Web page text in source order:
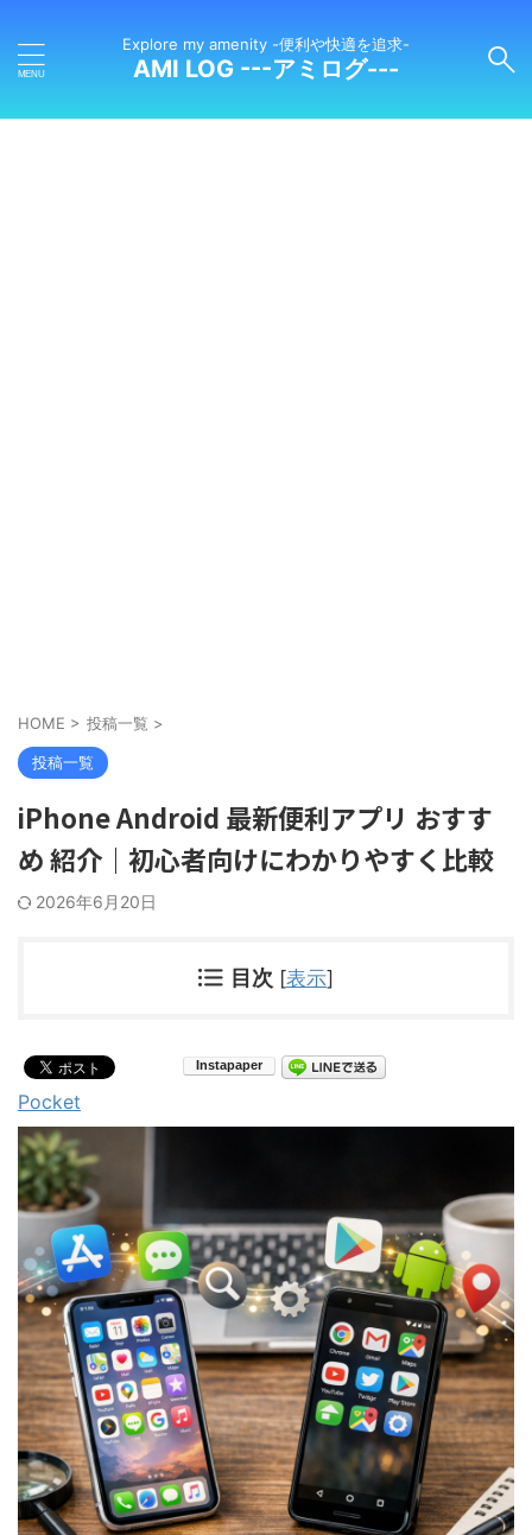
Explore my amenity -便利や快適を追求-
AMI LOG ---アミログ---
HOME > 投稿一覧 >
投稿一覧
iPhone Android 最新便利アプリ おすす
め 紹介｜初心者向けにわかりやすく比較
2026年6月20日
目次 [表示]
Pocket